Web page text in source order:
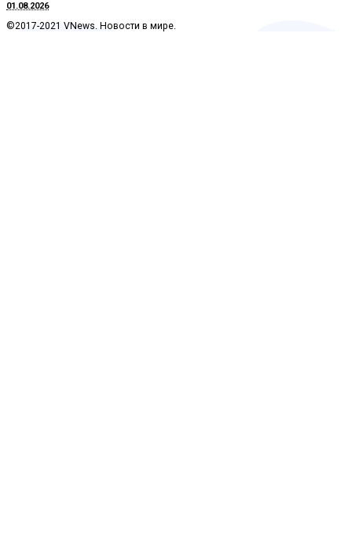
01.08.2026
©2017-2021 VNews. Новости в мире.